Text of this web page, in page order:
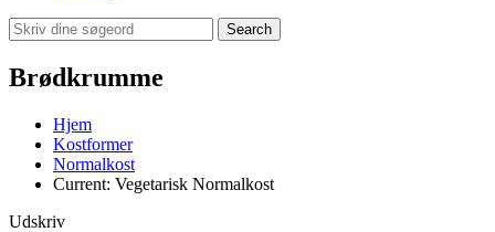
Search
Brødkrumme
Hjem
Kostformer
Normalkost
Current: Vegetarisk Normalkost
Udskriv